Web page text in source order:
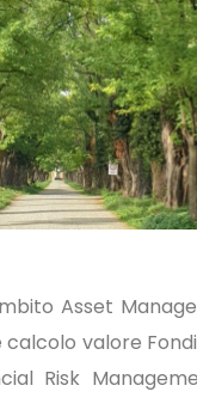
Asset
valore
Risk